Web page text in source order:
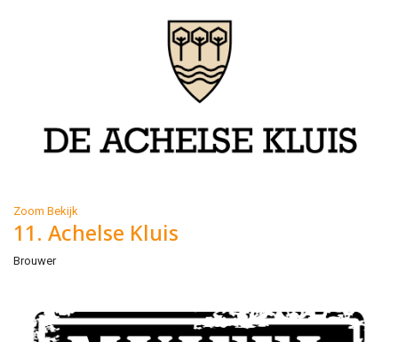
Zoom Bekijk
11. Achelse Kluis
Brouwer